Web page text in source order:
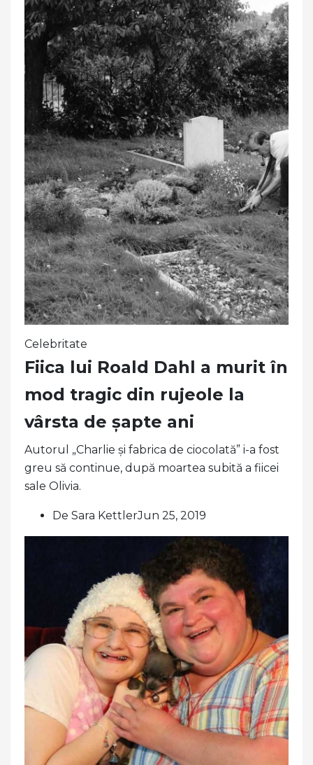
Celebritate
Fiica lui Roald Dahl a murit în
mod tragic din rujeole la
vârsta de șapte ani
Autorul „Charlie și fabrica de ciocolată” i-a fost
greu să continue, după moartea subită a fiicei
sale Olivia.
De Sara KettlerJun 25, 2019